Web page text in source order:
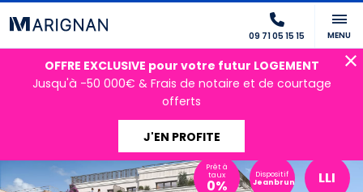
09 71 05 15 15 MENU
OFFRE EXCLUSIVE pour votre futur LOGEMENT
Jusqu'à -50 000€ & Frais de notaire et de courtage
offerts
J'EN PROFITE
Prêt à
taux
0%
Dispositif
Jeanbrun
LLI